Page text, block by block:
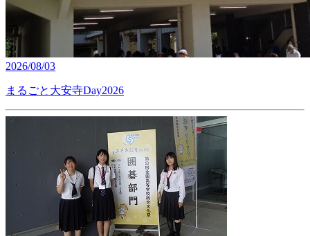
2026/08/03
まるごと大安寺Day2026